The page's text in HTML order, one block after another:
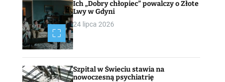
Ich „Dobry chłopiec” powalczy o Złote
Lwy w Gdyni
24 lipca 2026
Szpital w Świeciu stawia na
nowoczesną psychiatrię